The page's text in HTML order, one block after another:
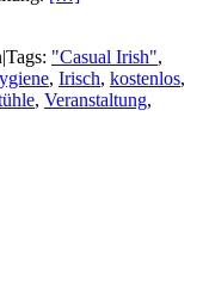
|Tags: "Casual Irish",
, Irisch, kostenlos,
, Veranstaltung,